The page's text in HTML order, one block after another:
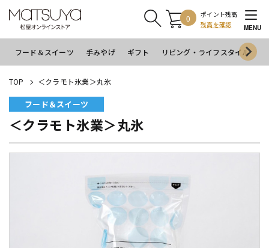
0
ポイント残高
残高を確認
MENU
フード＆スイーツ 手みやげ ギフト リビング・ライフスタイル
TOP ＜クラモト氷業＞丸氷
フード＆スイーツ
＜クラモト氷業＞丸氷